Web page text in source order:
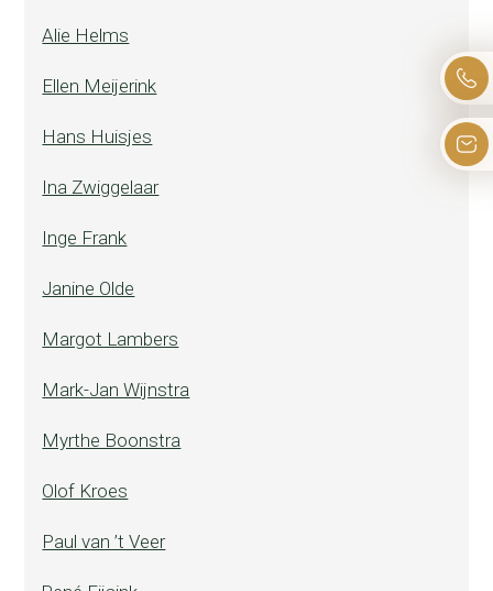
Alie Helms
Ellen Meijerink
Hans Huisjes
Ina Zwiggelaar
Inge Frank
Janine Olde
Margot Lambers
Mark-Jan Wijnstra
Myrthe Boonstra
Olof Kroes
Paul van ’t Veer